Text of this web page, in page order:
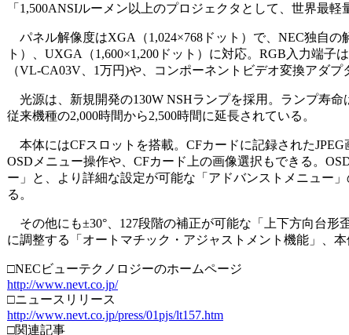
「1,500ANSIルーメン以上のプロジェクタとして、世界最軽
パネル解像度はXGA（1,024×768ドット）で、NEC独自の
ト）、UXGA（1,600×1,200ドット）に対応。RGB入力端
（VL-CA03V、1万円)や、コンポーネントビデオ変換アダプ
光源は、新規開発の130W NSHランプを採用。ランプ寿命
従来機種の2,000時間から2,500時間に延長されている。
本体にはCFスロットを搭載。CFカードに記録された
OSDメニュー操作や、CFカード上の画像選択もできる。
ー」と、より詳細な設定が可能な「アドバンストメニュー
る。
その他にも±30°、127段階の補正が可能な「上下方向台形
に調整する「オートマチック・アジャストメント機能」、
□NECビューテクノロジーのホームページ
http://www.nevt.co.jp/
□ニュースリリース
http://www.nevt.co.jp/press/01pjs/lt157.htm
□関連記事